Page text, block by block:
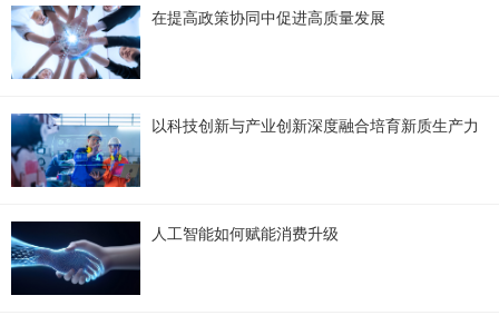
在提高政策协同中促进高质量发展
以科技创新与产业创新深度融合培育新质生产力
人工智能如何赋能消费升级